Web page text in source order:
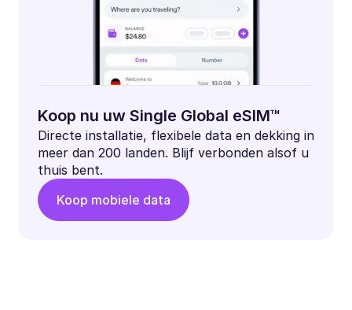
Koop nu uw Single Global eSIM™
Directe installatie, flexibele data en dekking in
meer dan 200 landen. Blijf verbonden alsof u
thuis bent.
Koop mobiele data